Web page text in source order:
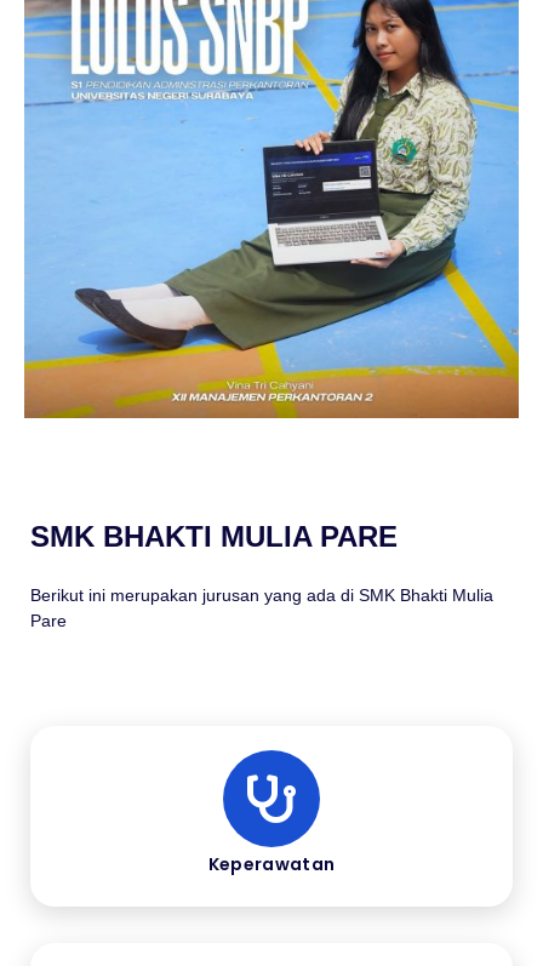
SMK BHAKTI MULIA PARE
Berikut ini merupakan jurusan yang ada di SMK Bhakti Mulia
Pare
Keperawatan